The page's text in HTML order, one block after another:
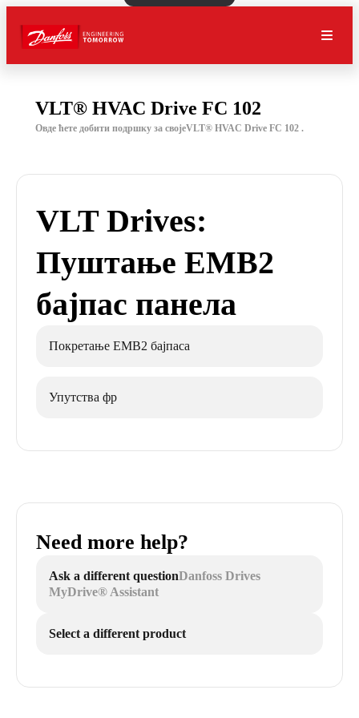
VLT® HVAC Drive FC 102
Овде ћете добити подршку за својеVLT® HVAC Drive FC 102 .
VLT Drives:
Пуштање EMB2
бајпас панела
Покретање EMB2 бајпаса
Упутства фр
Need more help?
Ask a different questionDanfoss Drives
MyDrive® Assistant
Select a different product